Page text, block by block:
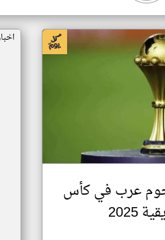
7 نجوم عرب في كأس
2025